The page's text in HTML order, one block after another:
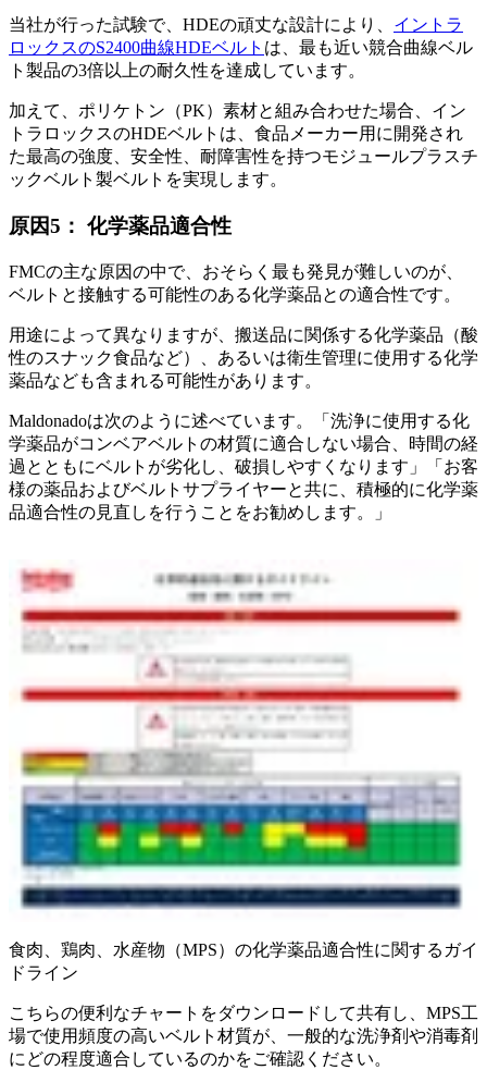
当社が行った試験で、HDEの頑丈な設計により、 イントラ
ロックスのS2400曲線HDEベルト は、最も近い競合曲線ベル
ト製品の3倍以上の耐久性を達成しています。
加えて、ポリケトン（PK）素材と組み合わせた場合、イン
トラロックスのHDEベルトは、食品メーカー用に開発され
た最高の強度、安全性、耐障害性を持つモジュールプラスチ
ックベルト製ベルトを実現します。
原因5： 化学薬品適合性
FMCの主な原因の中で、おそらく最も発見が難しいのが、
ベルトと接触する可能性のある化学薬品との適合性です。
用途によって異なりますが、搬送品に関係する化学薬品（酸
性のスナック食品など）、あるいは衛生管理に使用する化学
薬品なども含まれる可能性があります。
Maldonadoは次のように述べています。「洗浄に使用する化
学薬品がコンベアベルトの材質に適合しない場合、時間の経
過とともにベルトが劣化し、破損しやすくなります」「お客
様の薬品およびベルトサプライヤーと共に、積極的に化学薬
品適合性の見直しを行うことをお勧めします。」
食肉、鶏肉、水産物（MPS）の化学薬品適合性に関するガイ
ドライン
こちらの便利なチャートをダウンロードして共有し、MPS工
場で使用頻度の高いベルト材質が、一般的な洗浄剤や消毒剤
にどの程度適合しているのかをご確認ください。